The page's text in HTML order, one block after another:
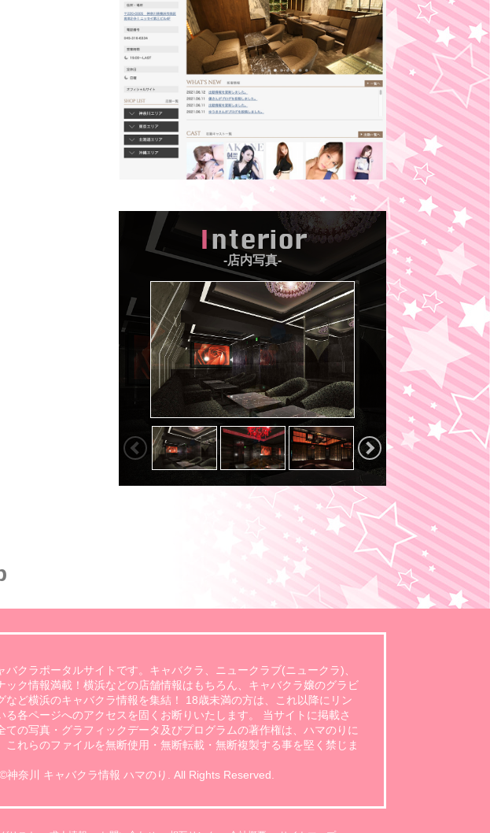
Interior
-店内写真-
バクラポータルサイトです。キャバクラ、ニュークラブ(ニュークラ)、
ック情報満載！横浜などの店舗情報はもちろん、キャバクラ嬢のグラビ
など横浜のキャバクラ情報を集結！ 18歳未満の方は、これ以降にリン
る各ページへのアクセスを固くお断りいたします。 当サイトに掲載さ
ての写真・グラフィックデータ及びプログラムの著作権は、ハマのりに
これらのファイルを無断使用・無断転載・無断複製する事を堅く禁じま
神奈川 キャバクラ情報 ハマのり. All Rights Reserved.